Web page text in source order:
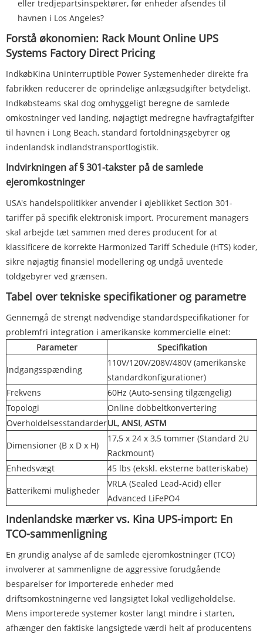
eller tredjepartsinspektører, før enheder afsendes til
havnen i Los Angeles?
Forstå økonomien: Rack Mount Online UPS
Systems Factory Direct Pricing
IndkøbKina Uninterruptible Power Systemenheder direkte fra
fabrikken reducerer de oprindelige anlægsudgifter betydeligt.
Indkøbsteams skal dog omhyggeligt beregne de samlede
omkostninger ved landing, nøjagtigt medregne havfragtafgifter
til havnen i Long Beach, standard fortoldningsgebyrer og
indenlandsk indlandstransportlogistik.
Indvirkningen af ​​§ 301-takster på de samlede
ejeromkostninger
USA's handelspolitikker anvender i øjeblikket Section 301-
tariffer på specifik elektronisk import. Procurement managers
skal arbejde tæt sammen med deres producent for at
klassificere de korrekte Harmonized Tariff Schedule (HTS) koder,
sikre nøjagtig finansiel modellering og undgå uventede
toldgebyrer ved grænsen.
Tabel over tekniske specifikationer og parametre
Gennemgå de strengt nødvendige standardspecifikationer for
problemfri integration i amerikanske kommercielle elnet:
Parameter
Specifikation
Indgangsspænding
110V/120V/208V/480V (amerikanske
standardkonfigurationer)
Frekvens
60Hz (Auto-sensing tilgængelig)
Topologi
Online dobbeltkonvertering
OverholdelsesstandarderUL, ANSI, ASTM
Dimensioner (B x D x H)
17,5 x 24 x 3,5 tommer (Standard 2U
Rackmount)
Enhedsvægt
45 lbs (ekskl. eksterne batteriskabe)
Batterikemi muligheder
VRLA (Sealed Lead-Acid) eller
Advanced LiFePO4
Indenlandske mærker vs. Kina UPS-import: En
TCO-sammenligning
En grundig analyse af de samlede ejeromkostninger (TCO)
involverer at sammenligne de aggressive forudgående
besparelser for importerede enheder med
driftsomkostningerne ved langsigtet lokal vedligeholdelse.
Mens importerede systemer koster langt mindre i starten,
afhænger den faktiske langsigtede værdi helt af producentens